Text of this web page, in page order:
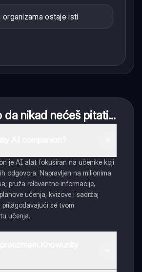
organizama ostaje isti
da nikad nećeš pitati...
je AI alat fokusiran na učenike koji
odgovora. Napravljen na milionima
pruža relevantne informacije,
učenja, kvizove i sadržaj
se tvom
učenja.